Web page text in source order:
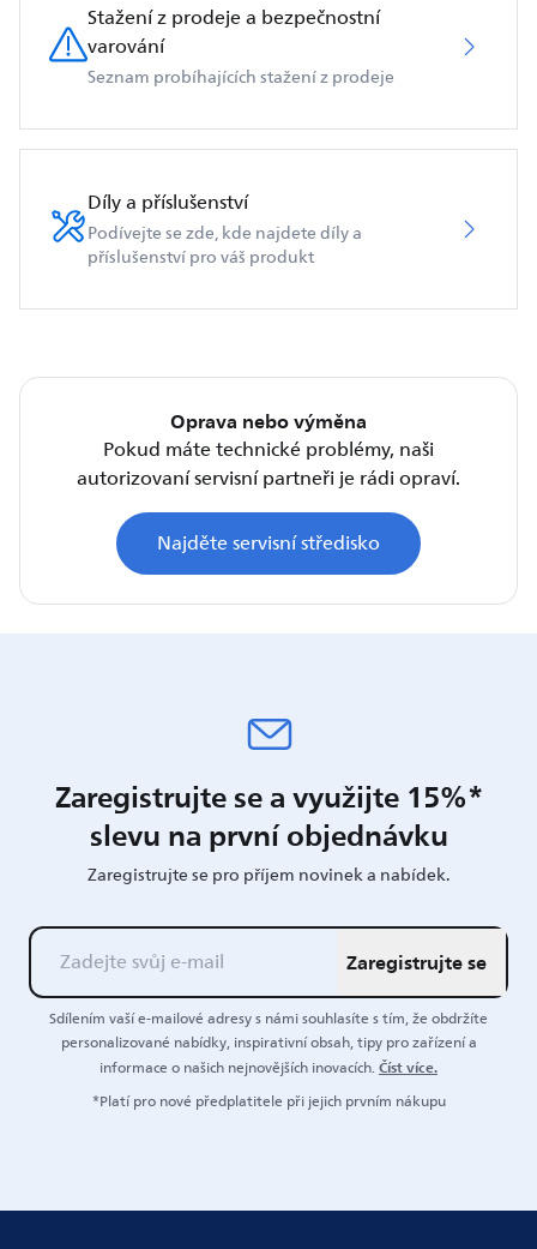
Stažení z prodeje a bezpečnostní
varování
Seznam probíhajících stažení z prodeje
Díly a příslušenství
Podívejte se zde, kde najdete díly a
příslušenství pro váš produkt
Oprava nebo výměna
Pokud máte technické problémy, naši
autorizovaní servisní partneři je rádi opraví.
Najděte servisní středisko
Zaregistrujte se a využijte 15%*
slevu na první objednávku
Zaregistrujte se pro příjem novinek a nabídek.
Zaregistrujte se
Sdílením vaší e-mailové adresy s námi souhlasíte s tím, že obdržíte
personalizované nabídky, inspirativní obsah, tipy pro zařízení a
informace o našich nejnovějších inovacích.Číst více.
*Platí pro nové předplatitele při jejich prvním nákupu